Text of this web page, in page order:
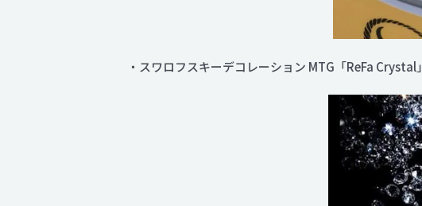
・スワロフスキーデコレーション MTG「ReFa Crystal」